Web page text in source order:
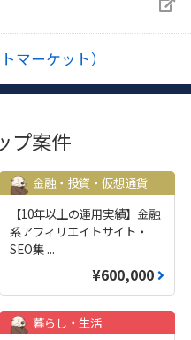
マーケット）
プ案件
金融・投資・仮想通貨
【10年以上の運用実績】金融
系アフィリエイトサイト・
SEO集 ...
¥600,000
暮らし・生活